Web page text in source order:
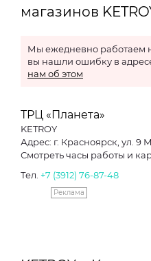
магазинов
Мы ежедневно работаем
вы нашли ошибку в
нам об этом
ТРЦ «Планета»
KETROY
Адрес: г. Красноярск, ул. 9
Смотреть часы работы и
Тел. +7 (3912) 76-87-48
Реклама